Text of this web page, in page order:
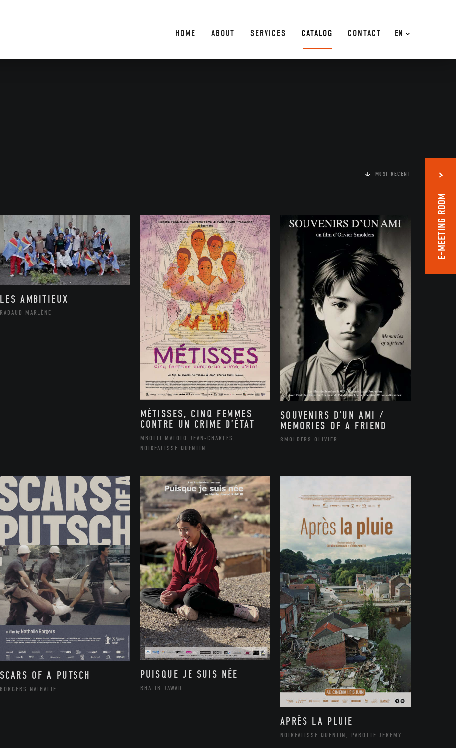
EN
HOME ABOUT SERVICES CATALOG CONTACT
MOST RECENT
LES AMBITIEUX
RABAUD MARLÈNE
MÉTISSES, CINQ FEMMES
CONTRE UN CRIME D’ÉTAT
MBOTTI MALOLO JEAN-CHARLES,
NOIRFALISSE QUENTIN
SOUVENIRS D’UN AMI /
MEMORIES OF A FRIEND
SMOLDERS OLIVIER
SCARS OF A PUTSCH
BORGERS NATHALIE
PUISQUE JE SUIS NÉE
RHALIB JAWAD
APRÈS LA PLUIE
NOIRFALISSE QUENTIN, PAROTTE JEREMY
E-MEETING ROOM